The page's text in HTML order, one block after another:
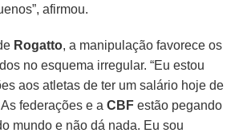
afirmou.
Rogatto, a manipulação favorece os
no esquema irregular. “Eu estou
aos atletas de ter um salário hoje de
federações e aCBF estão pegando
mundo e não dá nada. Eu sou